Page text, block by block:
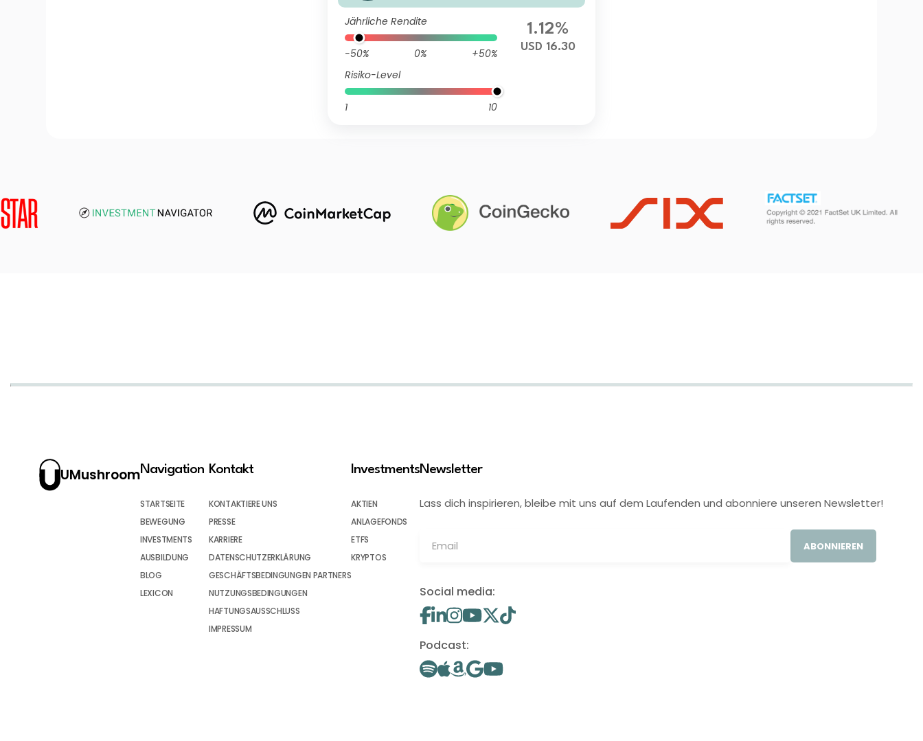
Jährliche Rendite
-50% 0%
+50%
Risiko-Level
1 10
1.12%
USD 16.30
UMushroomNavigation
STARTSEITE
BEWEGUNG
INVESTMENTS
AUSBILDUNG
BLOG
LEXICON
Kontakt
KONTAKTIERE UNS
PRESSE
KARRIERE
DATENSCHUTZERKLÄRUNG
GESCHÄFTSBEDINGUNGEN PARTNERS
NUTZUNGSBEDINGUNGEN
HAFTUNGSAUSSCHLUSS
IMPRESSUM
Investments
AKTIEN
ANLAGEFONDS
ETFS
KRYPTOS
Newsletter
Lass dich inspirieren, bleibe mit uns auf dem Laufenden und abonniere unseren Newsletter!
ABONNIEREN
Social media:
Podcast: